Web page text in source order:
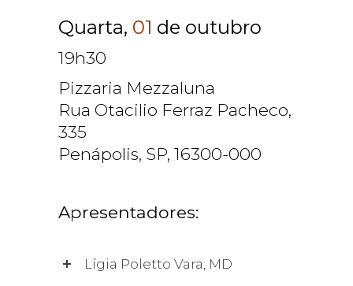
Quarta, 01 de outubro
19h30
Pizzaria Mezzaluna
Rua Otacilio Ferraz Pacheco,
335
Penápolis, SP, 16300-000
Apresentadores:
Lígia Poletto Vara, MD